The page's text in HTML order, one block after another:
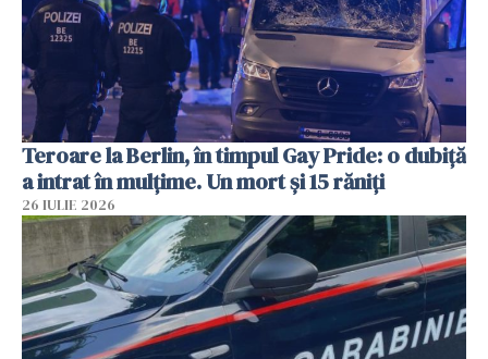
Teroare la Berlin, în timpul Gay Pride: o dubiță
a intrat în mulțime. Un mort și 15 răniți
26 IULIE 2026